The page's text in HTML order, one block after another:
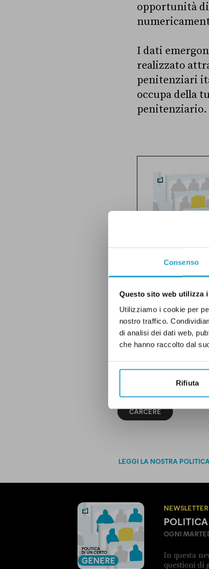
Consenso
Questo sito web utilizza
Utilizziamo i cookie per
nostro traffico.
di analisi dei dati web,
che hanno raccolto dal
Rifiuta
opportunità
I dati
realizzato
penitenziari
occupa della
penitenziario.
CARCERE
LEGGI LA NOSTRA
NEWSLETTER
OGNI
In questa
questioni di